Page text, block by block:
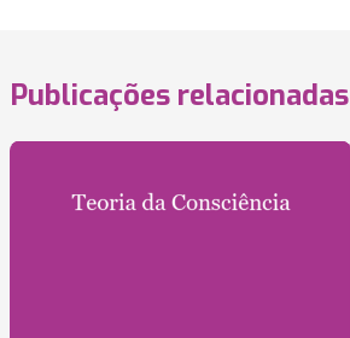
Publicações relacionadas